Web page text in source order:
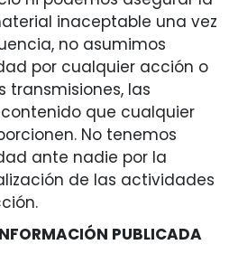
inaceptable una vez
no asumimos
por cualquier acción o
transmisiones, las
que cualquier
No tenemos
ante nadie por la
de las actividades
PUBLICADA